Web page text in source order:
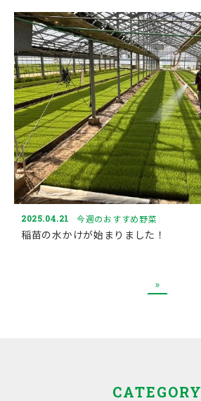
2025.04.21 今週のおすすめ野菜
稲苗の水かけが始まりました！
»
CATEGORY